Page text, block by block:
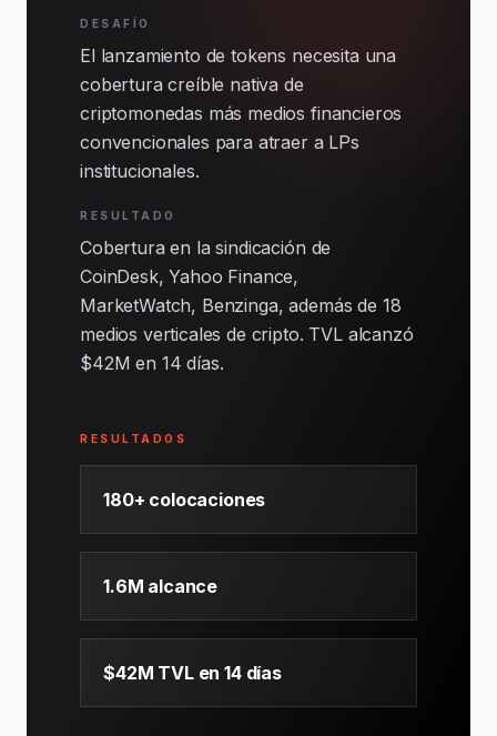
DESAFÍO
El lanzamiento de tokens necesita una
cobertura creíble nativa de
criptomonedas más medios financieros
convencionales para atraer a LPs
institucionales.
RESULTADO
Cobertura en la sindicación de
CoinDesk, Yahoo Finance,
MarketWatch, Benzinga, además de 18
medios verticales de cripto. TVL alcanzó
$42M en 14 días.
RESULTADOS
180+ colocaciones
1.6M alcance
$42M TVL en 14 días